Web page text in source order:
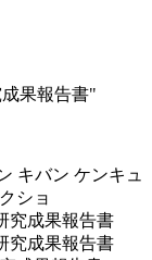
果報告書"
キバン ケンキュ
ショ
究成果報告書
究成果報告書